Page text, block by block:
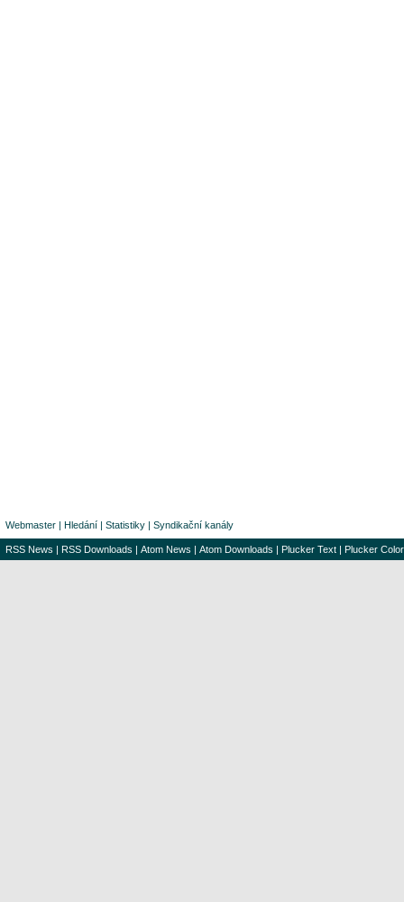
Webmaster | Hledání | Statistiky | Syndikační kanály
RSS News | RSS Downloads | Atom News | Atom Downloads | Plucker Text | Plucker Color